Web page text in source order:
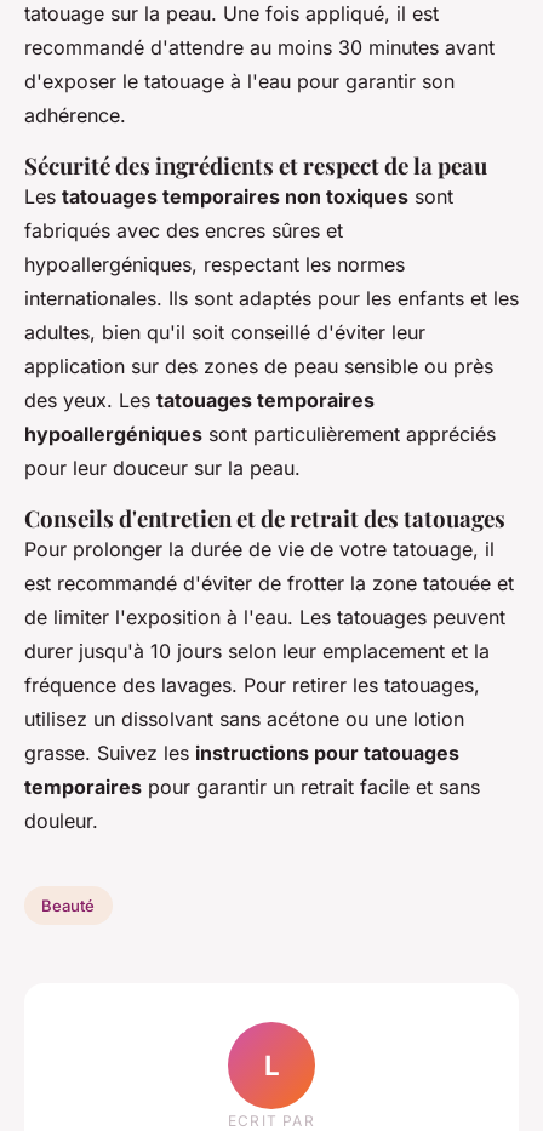
tatouage sur la peau. Une fois appliqué, il est
recommandé d'attendre au moins 30 minutes avant
d'exposer le tatouage à l'eau pour garantir son
adhérence.
Sécurité des ingrédients et respect de la peau
Les tatouages temporaires non toxiques sont
fabriqués avec des encres sûres et
hypoallergéniques, respectant les normes
internationales. Ils sont adaptés pour les enfants et les
adultes, bien qu'il soit conseillé d'éviter leur
application sur des zones de peau sensible ou près
des yeux. Les tatouages temporaires
hypoallergéniques sont particulièrement appréciés
pour leur douceur sur la peau.
Conseils d'entretien et de retrait des tatouages
Pour prolonger la durée de vie de votre tatouage, il
est recommandé d'éviter de frotter la zone tatouée et
de limiter l'exposition à l'eau. Les tatouages peuvent
durer jusqu'à 10 jours selon leur emplacement et la
fréquence des lavages. Pour retirer les tatouages,
utilisez un dissolvant sans acétone ou une lotion
grasse. Suivez les instructions pour tatouages
temporaires pour garantir un retrait facile et sans
douleur.
Beauté
L
ECRIT PAR